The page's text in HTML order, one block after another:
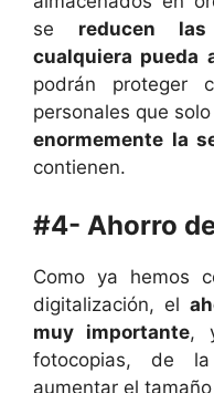
se reducen
cualquiera pueda
podrán proteger
personales que
enormemente la
contienen.
#4- Ahorro
Como ya hemos
digitalización, el
muy importante,
fotocopias, de
aumentar el